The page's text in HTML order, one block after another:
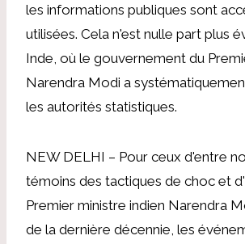
les informations publiques sont
utilisées. Cela n'est nulle part plus
Inde, où le gouvernement du
Narendra Modi a
les autorités statistiques.
NEW DELHI – Pour ceux d'entre
témoins des tactiques de choc et
Premier ministre indien Narendra
de la dernière décennie, les